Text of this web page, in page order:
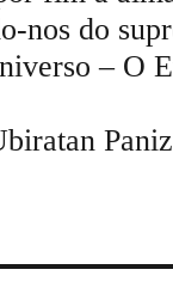
nos do
– O